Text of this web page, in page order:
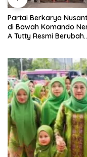
Partai Berkarya
di Bawah Komando
A Tutty Resmi Berubah